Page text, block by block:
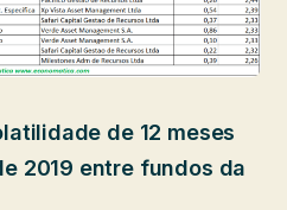
de 12 meses
2019 entre fundos da